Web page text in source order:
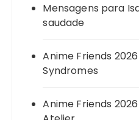
Mensagens para
saudade
Anime Friends
Syndromes
Anime Friends